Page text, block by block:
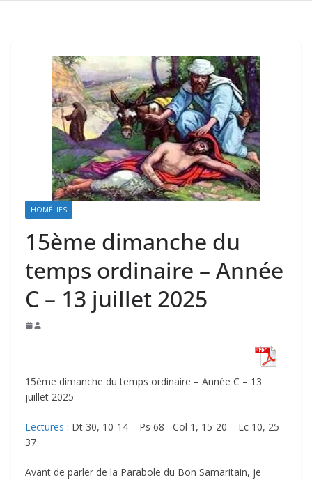
HOMÉLIES
15ème dimanche du
temps ordinaire – Année
C – 13 juillet 2025
15ème dimanche du temps ordinaire – Année C – 13
juillet 2025
Lectures : Dt 30, 10-14 Ps 68 Col 1, 15-20 Lc 10, 25-
37
Avant de parler de la Parabole du Bon Samaritain, je